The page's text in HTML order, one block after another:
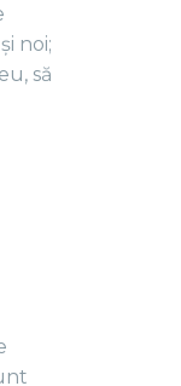
noi;
să